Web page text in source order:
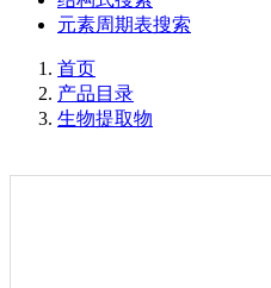
元素周期表搜索
首页
产品目录
生物提取物